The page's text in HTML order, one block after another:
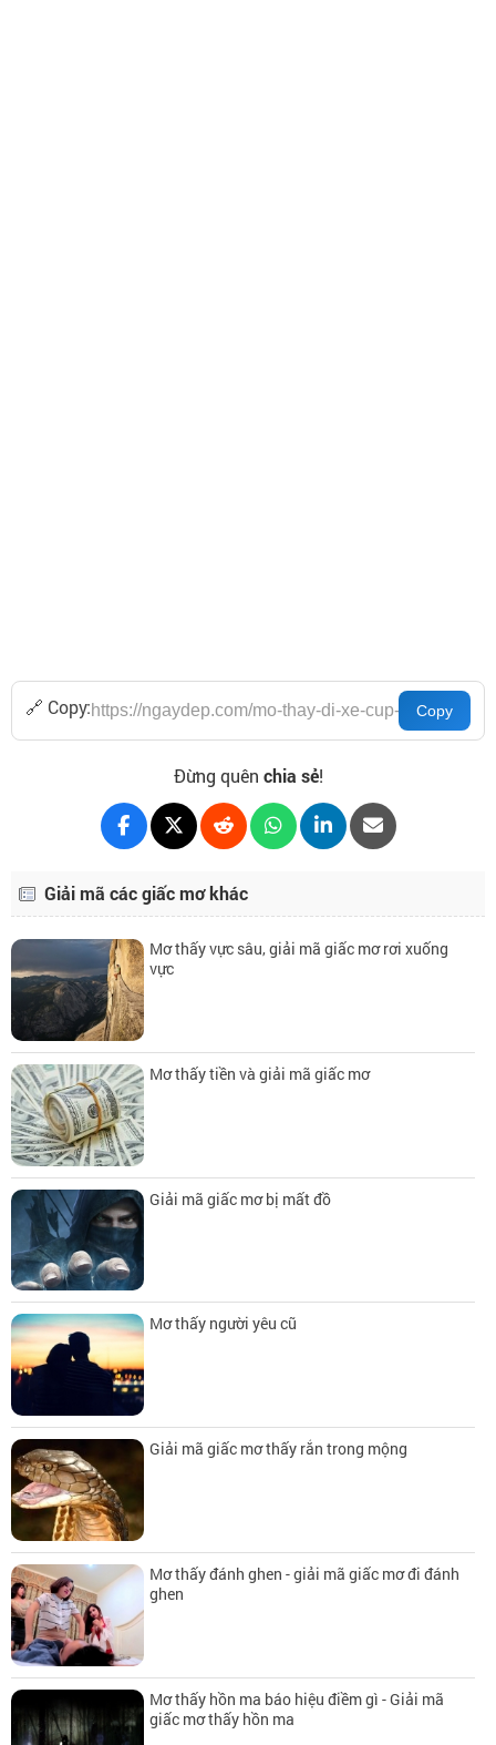
🔗 Copy:
Đừng quên chia sẻ!
Giải mã các giấc mơ khác
Mơ thấy vực sâu, giải mã giấc mơ rơi xuống
vực
Mơ thấy tiền và giải mã giấc mơ
Giải mã giấc mơ bị mất đồ
Mơ thấy người yêu cũ
Giải mã giấc mơ thấy rắn trong mộng
Mơ thấy đánh ghen - giải mã giấc mơ đi đánh
ghen
Mơ thấy hồn ma báo hiệu điềm gì - Giải mã
giấc mơ thấy hồn ma